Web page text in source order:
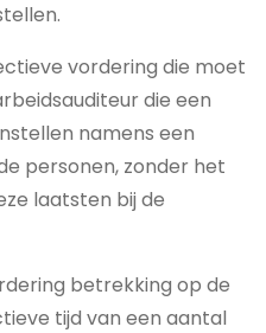
vordering die moet
die een
namens een
personen, zonder het
laatsten bij de
betrekking op de
tijd van een aantal